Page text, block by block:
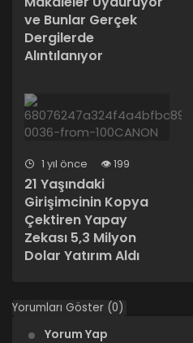
ve Bunlar Gerçek
Dergilerde
Alıntılanıyor
1 yıl önce 199
21 Yaşındaki
Girişimcinin Kopya
Çektiren Yapay
Zekası 5,3 Milyon
Dolar Yatırım Aldı
Yorumları Göster (0)
Yorum Yap